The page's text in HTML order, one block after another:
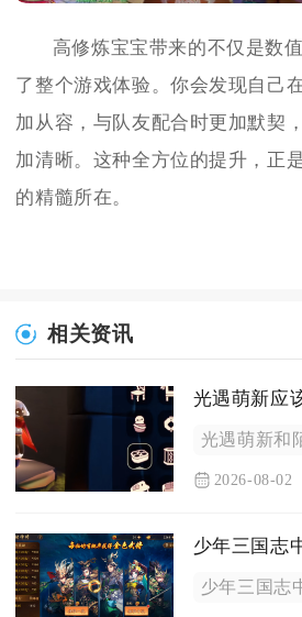
高修炼宝宝带来的不仅是数
了整个游戏体验。你会发现自己
加从容，与队友配合时更加默契
加清晰。这种全方位的提升，正
的精髓所在。
相关资讯
2026-08-02